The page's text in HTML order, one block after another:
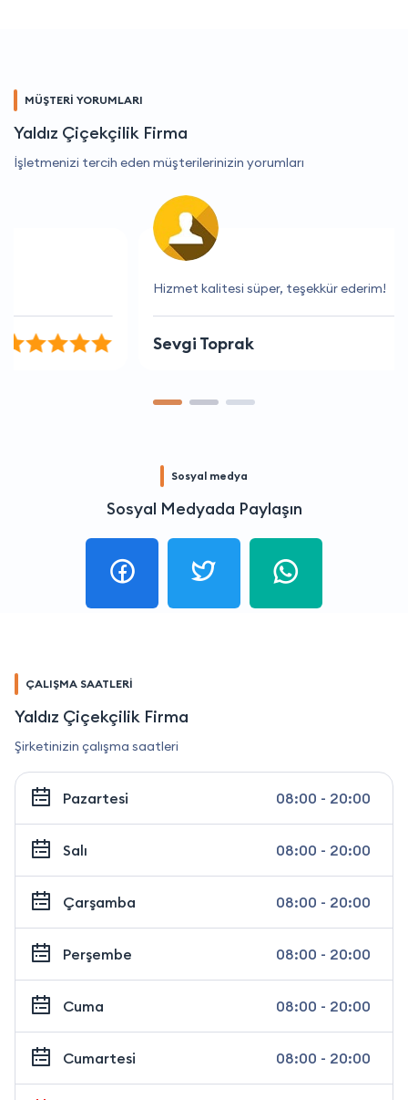
MÜŞTERİ YORUMLARI
Yaldız Çiçekçilik Firma
İşletmenizi tercih eden müşterilerinizin yorumları
Hizmet kalitesi süper, teşekkür ederim!
Sevgi Toprak
Sosyal medya
Sosyal Medyada Paylaşın
ÇALIŞMA SAATLERİ
Yaldız Çiçekçilik Firma
Şirketinizin çalışma saatleri
Pazartesi 08:00 - 20:00
Salı 08:00 - 20:00
Çarşamba 08:00 - 20:00
Perşembe 08:00 - 20:00
Cuma 08:00 - 20:00
Cumartesi 08:00 - 20:00